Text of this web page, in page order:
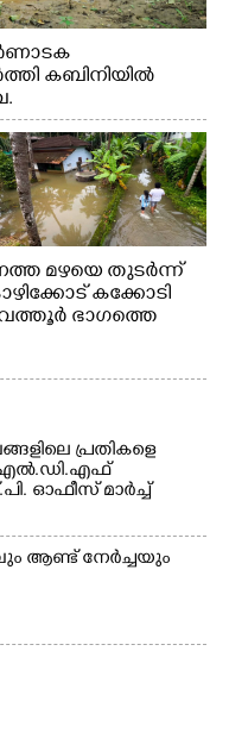
കബിനിയിൽ
മഴയെ തുടർന്ന്
കക്കോടി
ഭാഗത്തെ
പ്രതികളെ
എൽ.ഡി.എഫ്
ഓഫീസ് മാർച്ച്
ആണ്ട് നേർച്ചയും